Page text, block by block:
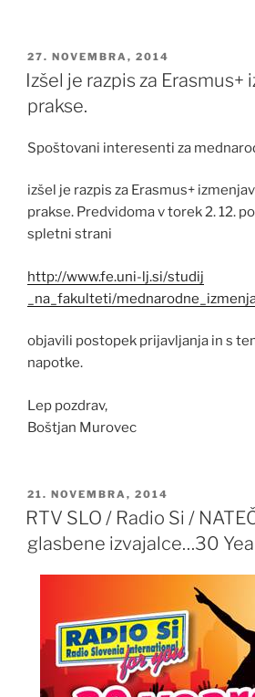
OBJAVLJENO
DNE
27. NOVEMBRA, 2014
Izšel je razpis za Erasmus+
prakse.
Spoštovani interesenti za
izšel je razpis za Erasmus+
prakse. Predvidoma v torek 2. 12.
spletni strani
http://www.fe.uni-lj.si/studij
_na_fakulteti/mednarodne_
objavili postopek prijavljanja in s
napotke.
Lep pozdrav,
Boštjan Murovec
OBJAVLJENO
DNE
21. NOVEMBRA, 2014
RTV SLO / Radio Si /
glasbene izvajalce…30